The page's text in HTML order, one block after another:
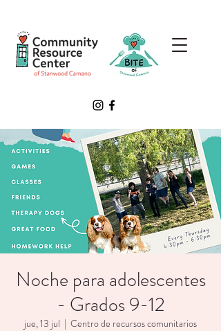
Noche para adolescentes
- Grados 9-12
jue, 13 jul
  |
Centro de recursos comunitarios